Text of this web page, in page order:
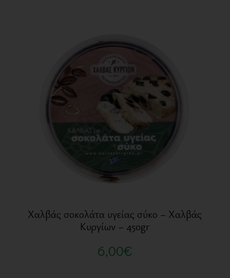
Χαλβάς σοκολάτα υγείας σύκο – Χαλβάς
Κυργίων – 450gr
6,00€